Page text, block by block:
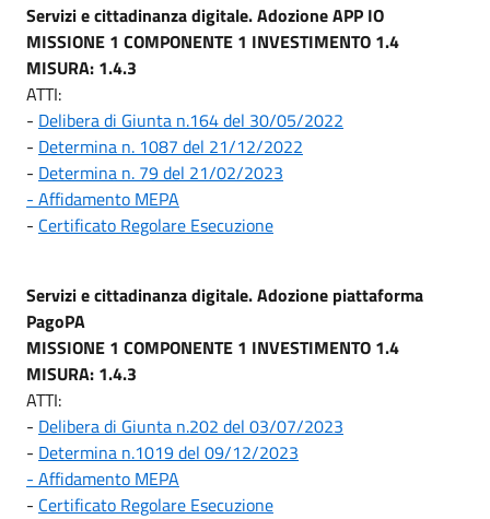
Servizi e cittadinanza digitale. Adozione APP IO
MISSIONE 1 COMPONENTE 1 INVESTIMENTO 1.4
MISURA: 1.4.3
ATTI:
- Delibera di Giunta n.164 del 30/05/2022
- Determina n. 1087 del 21/12/2022
- Determina n. 79 del 21/02/2023
- Affidamento MEPA
- Certificato Regolare Esecuzione
Servizi e cittadinanza digitale. Adozione piattaforma
PagoPA
MISSIONE 1 COMPONENTE 1 INVESTIMENTO 1.4
MISURA: 1.4.3
ATTI:
- Delibera di Giunta n.202 del 03/07/2023
- Determina n.1019 del 09/12/2023
- Affidamento MEPA
- Certificato Regolare Esecuzione